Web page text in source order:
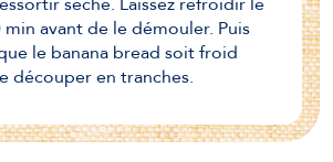
avant de le démouler. Puis
le banana bread soit froid
découper en tranches.